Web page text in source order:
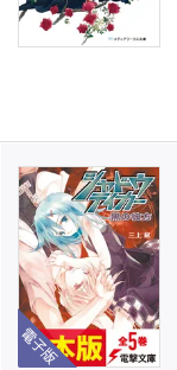
電子版